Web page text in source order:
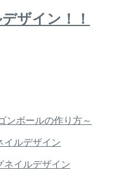
ザイン！！
ンボールの作り方～
イルデザイン